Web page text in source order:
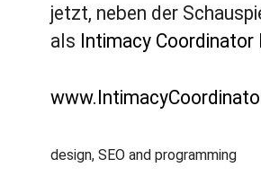
jetzt, neben der
als Intimacy Coordinator
design, SEO and programming